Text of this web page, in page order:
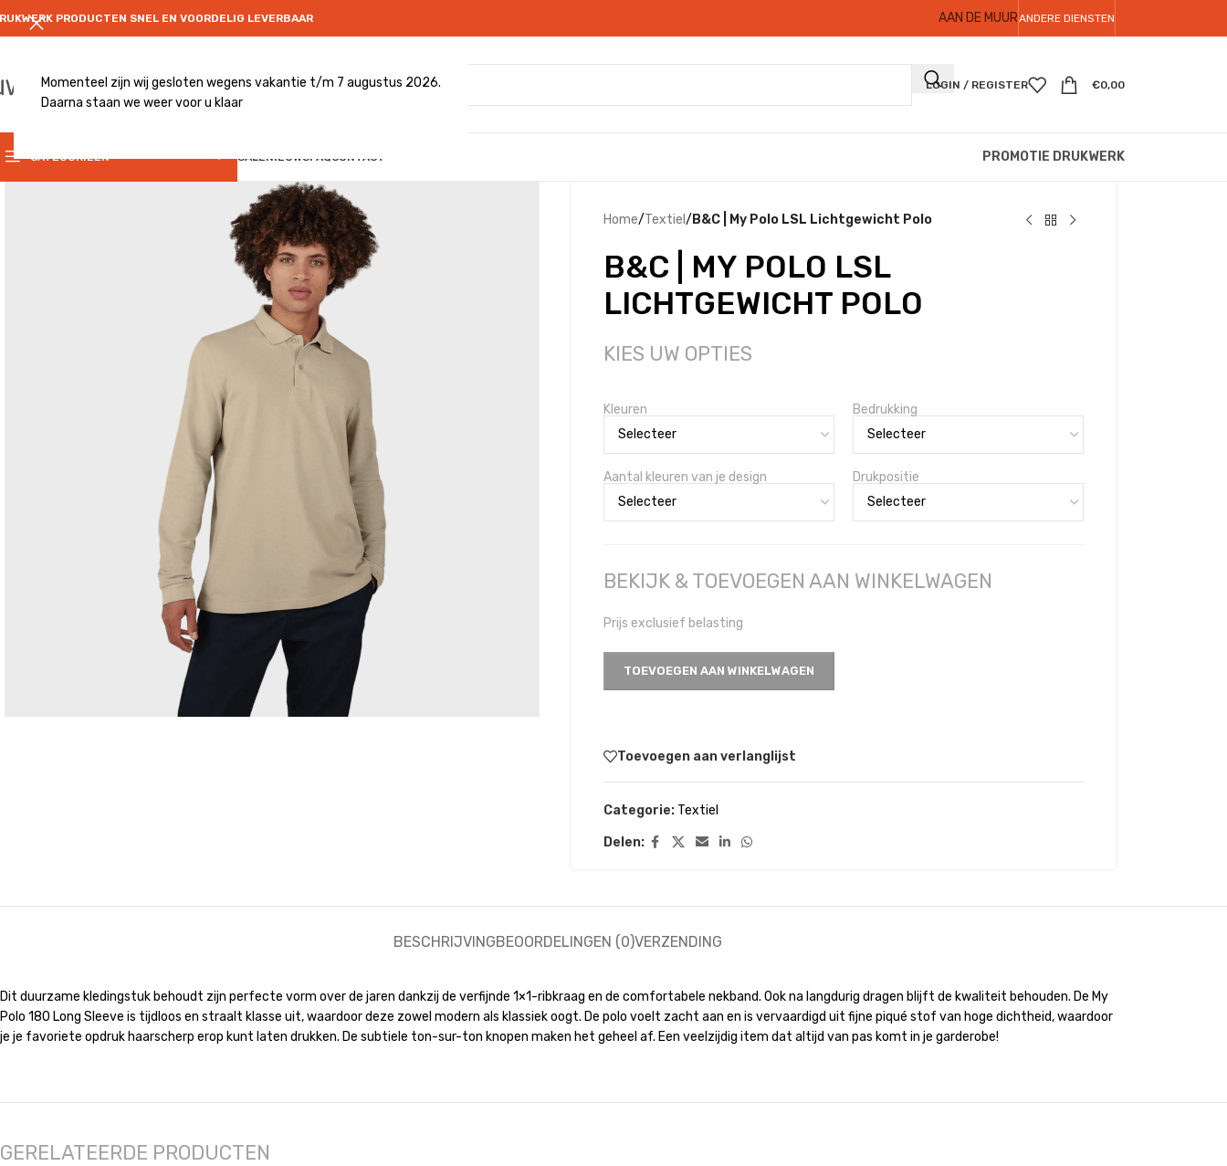
Momenteel zijn wij gesloten wegens vakantie t/m 7 augustus 2026.
Daarna staan we weer voor u klaar
PRODUCTEN SNEL EN VOORDELIG LEVERBAAR AAN DE MUURANDERE DIENSTEN
LOGIN / REGISTER €0,00
CATEGORIEËN SALENIEUWSFAQCONTACT PROMOTIE DRUKWERK
Home/Textiel / B&C | My Polo LSL Lichtgewicht Polo
B&C | MY POLO LSL
LICHTGEWICHT POLO
KIES UW OPTIES
Kleuren Bedrukking
Aantal kleuren van je design Drukpositie
BEKIJK & TOEVOEGEN AAN WINKELWAGEN
Prijs exclusief belasting
TOEVOEGEN AAN WINKELWAGEN
Toevoegen aan verlanglijst
Categorie: Textiel
Delen:
BESCHRIJVINGBEOORDELINGEN (0)VERZENDING
Dit duurzame kledingstuk behoudt zijn perfecte vorm over de jaren dankzij de verfijnde 1×1-ribkraag en de comfortabele nekband. Ook na langdurig dragen blijft de kwaliteit behouden. De My
Polo 180 Long Sleeve is tijdloos en straalt klasse uit, waardoor deze zowel modern als klassiek oogt. De polo voelt zacht aan en is vervaardigd uit fijne piqué stof van hoge dichtheid, waardoor
je je favoriete opdruk haarscherp erop kunt laten drukken. De subtiele ton-sur-ton knopen maken het geheel af. Een veelzijdig item dat altijd van pas komt in je garderobe!
GERELATEERDE PRODUCTEN